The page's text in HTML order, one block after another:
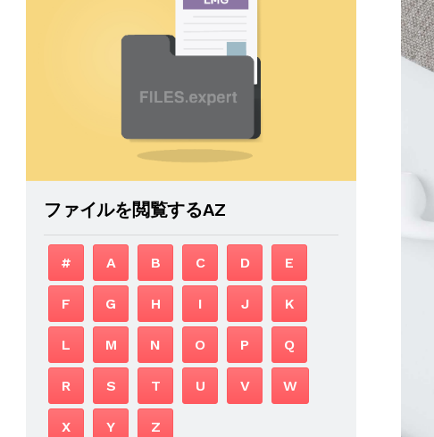
ファイルを閲覧するAZ
# A B C D E
F G H I J K
L M N O P Q
R S T U V W
X Y Z